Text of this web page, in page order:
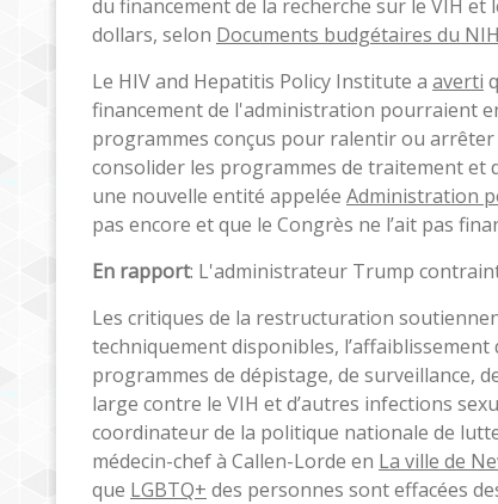
du financement de la recherche sur le VIH
dollars, selon Documents budgétaires du NIH
Le HIV and Hepatitis Policy Institute a averti
financement de l'administration pourraient
programmes conçus pour ralentir ou
consolider les programmes de traitement et
une nouvelle entité appelée Administration
pas encore et que le Congrès ne l’ait pas
En rapport: L'administrateur Trump
Les critiques de la restructuration
techniquement disponibles,
programmes de dépistage, de surveillance,
large contre le VIH et d’autres infections
coordinateur de la politique nationale de
médecin-chef à Callen-Lorde en La ville de
que LGBTQ+ des personnes sont effacées